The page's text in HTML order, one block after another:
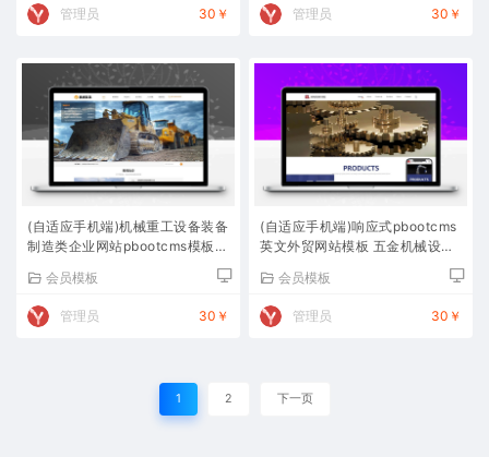
管理员 30￥ 管理员 30￥
(自适应手机端)机械重工设备装备
制造类企业网站pbootcms模板
会员模板
管理员 30￥
(自适应手机端)响应式pbootcms
英文外贸网站模板 五金机械设备
会员模板
管理员 30￥
1 2 下一页